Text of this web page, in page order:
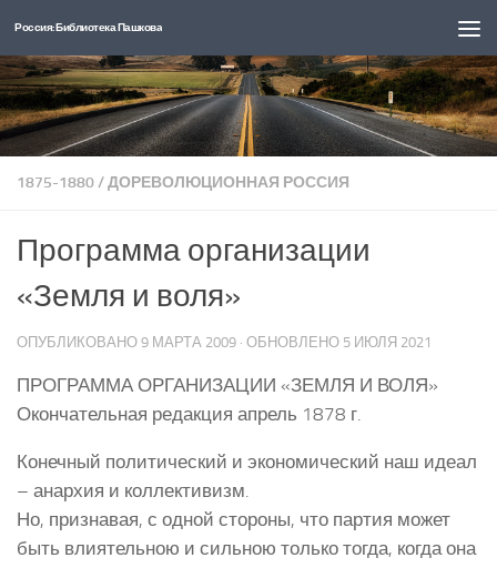
Перейти к содержимому
Россия: Библиотека Пашкова
1875-1880/ДОРЕВОЛЮЦИОННАЯ РОССИЯ
Программа организации
«Земля и воля»
ОПУБЛИКОВАНО 9 МАРТА 2009 · ОБНОВЛЕНО 5 ИЮЛЯ 2021
ПРОГРАММА ОРГАНИЗАЦИИ «ЗЕМЛЯ И ВОЛЯ»
Окончательная редакция апрель 1878 г.
Конечный политический и экономический наш идеал
– анархия и коллективизм.
Но, признавая, с одной стороны, что партия может
быть влиятельною и сильною только тогда, когда она